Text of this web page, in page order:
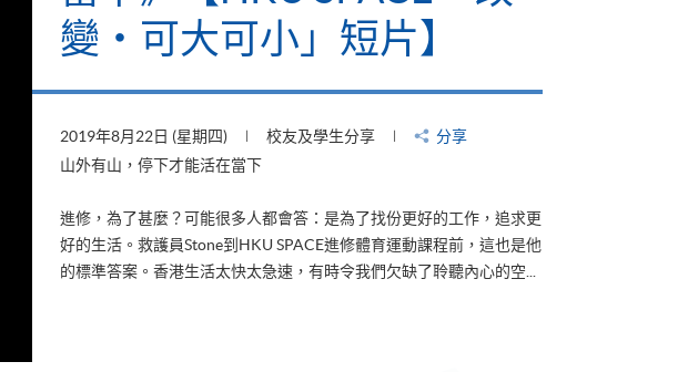
變‧可大可小」短片】
2019年8月22日 (星期四) 校友及學生分享
分享
山外有山，停下才能活在當下
進修，為了甚麼？可能很多人都會答：是為了找份更好的工作，追求更
好的生活。救護員Stone到HKU SPACE進修體育運動課程前，這也是他
的標準答案。香港生活太快太急速，有時令我們欠缺了聆聽內心的空...